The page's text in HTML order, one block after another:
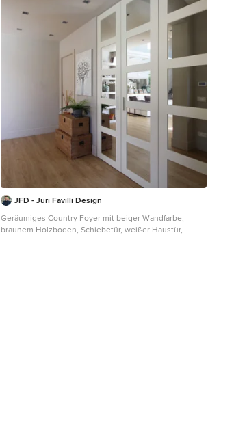
JFD - Juri Favilli Design
Geräumiges Country Foyer mit beiger Wandfarbe,
braunem Holzboden, Schiebetür, weißer Haustür,